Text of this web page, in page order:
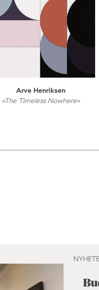
Arve Henriksen
«The Timeless Nowhere»